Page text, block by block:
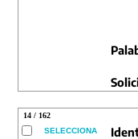
14 / 162
SELECCIONA